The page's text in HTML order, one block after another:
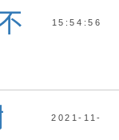
15:54:56
2021-11-